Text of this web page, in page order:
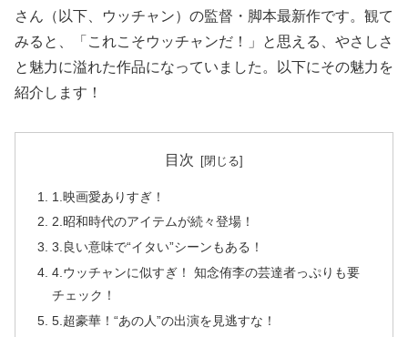
さん（以下、ウッチャン）の監督・脚本最新作です。観て
みると、「これこそウッチャンだ！」と思える、やさしさ
と魅力に溢れた作品になっていました。以下にその魅力を
紹介します！
目次
1.映画愛ありすぎ！
2.昭和時代のアイテムが続々登場！
3.良い意味で“イタい”シーンもある！
4.ウッチャンに似すぎ！ 知念侑李の芸達者っぷりも要
チェック！
5.超豪華！“あの人”の出演を見逃すな！